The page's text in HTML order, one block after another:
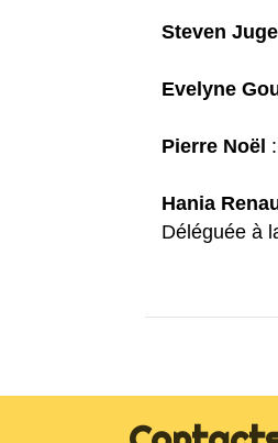
Steven Jugel
Evelyne
Pierre Noël
Hania
Déléguée à